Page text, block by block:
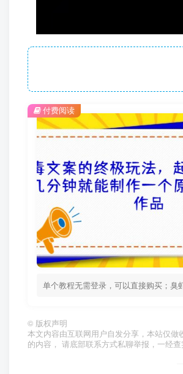
单个教程无需登录，可以直接购买；
付费阅读
© 版权声明
本文内容由互联网用户自发分享，本站仅
的内容， 请底部联系方式私聊举报，一经查